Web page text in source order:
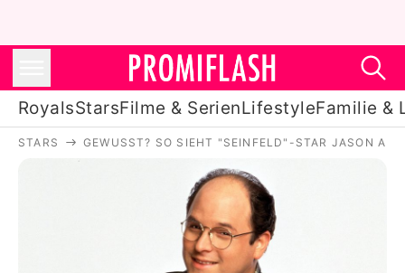
RoyalsStarsFilme & SerienLifestyleFamilie &
Royals
Stars
Filme & Serien
STARS GEWUSST? SO SIEHT "SEINFELD"-STAR JASON